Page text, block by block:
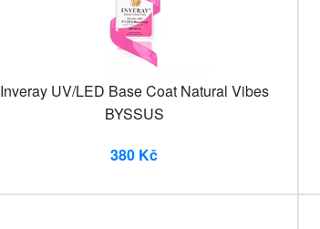
Inveray UV/LED Base Coat Natural Vibes
BYSSUS
380 Kč